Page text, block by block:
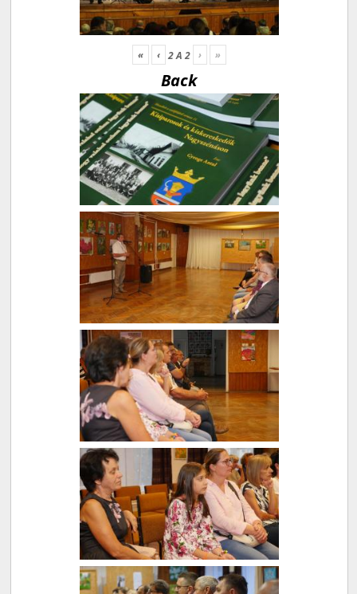
« ‹ 2A2 › »
Back